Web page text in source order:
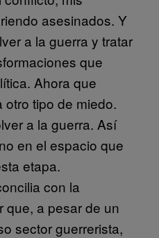
asesinados. Y
a la guerra y tratar
que
Ahora que
tipo de miedo.
a la guerra. Así
en el espacio que
etapa.
con la
que, a pesar de un
sector guerrerista,